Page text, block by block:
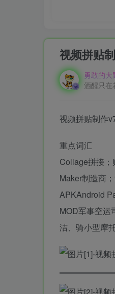
视频拼贴
勇敢的大
酒醒只在
视频拼贴制作
重点词汇
Collage拼接
Maker制造商
APKAndroid
MOD军事空运
洁、骑小型摩